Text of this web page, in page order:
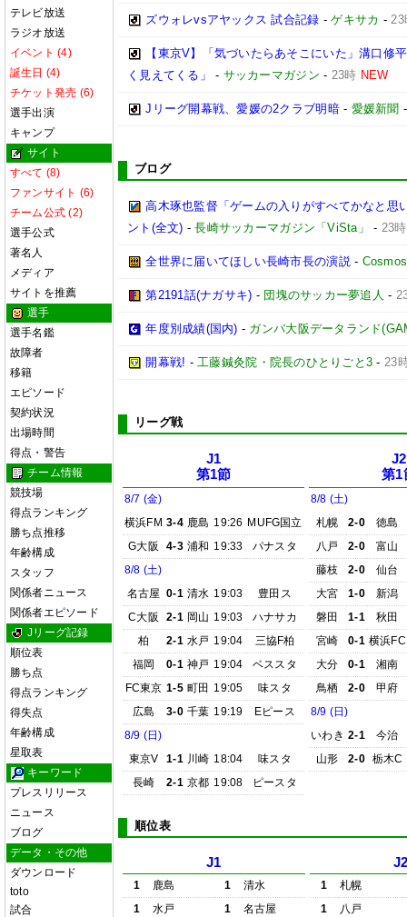
テレビ放送
ラジオ放送
イベント (4)
誕生日 (4)
チケット発売 (6)
選手出演
キャンプ
サイト
すべて (8)
ファンサイト (6)
チーム公式 (2)
選手公式
著名人
メディア
サイトを推薦
選手
選手名鑑
故障者
移籍
エピソード
契約状況
出場時間
得点・警告
チーム情報
競技場
得点ランキング
勝ち点推移
年齢構成
スタッフ
関係者ニュース
関係者エピソード
Jリーグ記録
順位表
勝ち点
得点ランキング
得失点
年齢構成
星取表
キーワード
プレスリリース
ニュース
ブログ
データ・その他
ダウンロード
toto
試合
ズウォレvsアヤックス 試合記録 -ゲキサカ -23
【東京V】「気づいたらあそこにいた」溝口修
く見えてくる」
- サッカーマガジン - 23時 NEW
Jリーグ開幕戦、愛媛の2クラブ明暗- 愛媛新聞
ブログ
高木琢也監督「ゲームの入りがすべてかなと
ント(全文) -長崎サッカーマガジン「ViSta」 - 23時
全世界に届いてほしい長崎市長の演説-
第2191話(ナガサキ) - 団塊のサッカー夢追人 -
年度別成績(国内) - ガンバ大阪データランド
開幕戦! -工藤鍼灸院・院長のひとりごと3 - 23
リーグ戦
J1
第1節
8/7 (金)
横浜FM 3-4 鹿島 19:26 MUFG国立
G大阪
4-3 浦和 19:33
パナスタ
8/8 (土)
名古屋 0-1 清水 19:03
豊田ス
C大阪
2-1 岡山 19:03
ハナサカ
柏
2-1 水戸 19:04
三協F柏
福岡
0-1 神戸 19:04
ベススタ
FC東京 1-5 町田 19:05
味スタ
広島
3-0 千葉 19:19
Eピース
8/9 (日)
東京V
1-1 川崎 18:04
味スタ
長崎
2-1 京都 19:08 ピースタ
J2
第1
8/8 (土)
札幌
2-0
徳島
八戸
2-0
富山
藤枝
2-0
仙台
大宮
1-0
新潟
磐田
1-1
秋田
宮崎
0-1 横浜FC
大分
0-1
湘南
鳥栖
2-0
甲府
8/9 (日)
いわき 2-1
今治
山形
2-0 栃木C
順位表
J1
1 鹿島 1
清水
1
水戸 1
名古屋
1
札幌
1
八戸